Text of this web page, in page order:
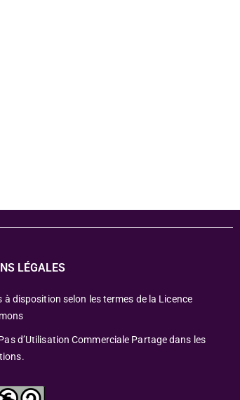
LÉGALES
à disposition selon les termes de la Licence
d’Utilisation Commerciale Partage dans les